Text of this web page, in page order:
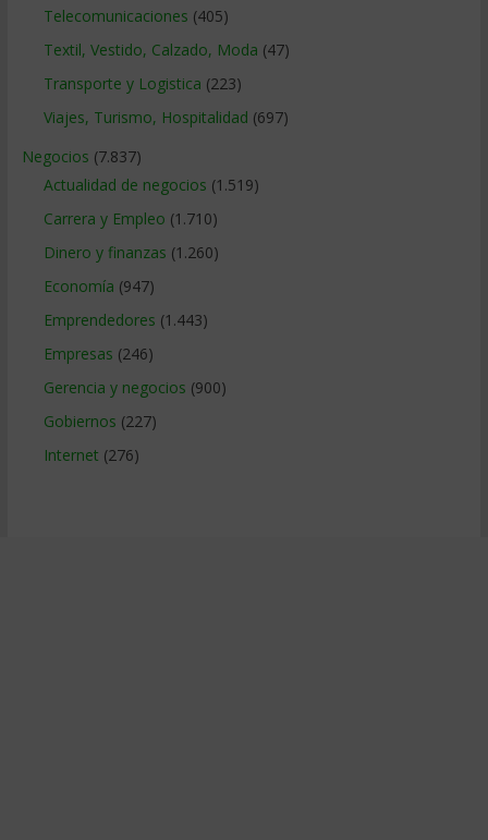
Telecomunicaciones (405)
Textil, Vestido, Calzado, Moda (47)
Transporte y Logistica (223)
Viajes, Turismo, Hospitalidad (697)
Negocios (7.837)
Actualidad de negocios (1.519)
Carrera y Empleo (1.710)
Dinero y finanzas (1.260)
Economía (947)
Emprendedores (1.443)
Empresas (246)
Gerencia y negocios (900)
Gobiernos (227)
Internet (276)